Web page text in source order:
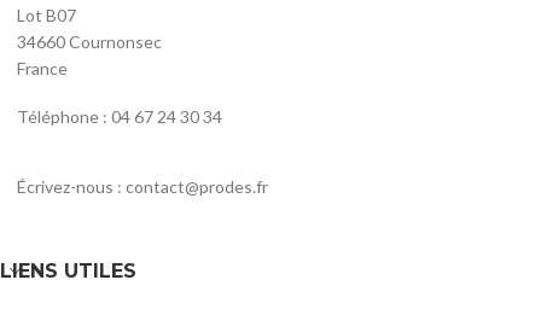
Lot B07
34660 Cournonsec
France
Téléphone : 04 67 24 30 34
Écrivez-nous : contact@prodes.fr
LIENS UTILES